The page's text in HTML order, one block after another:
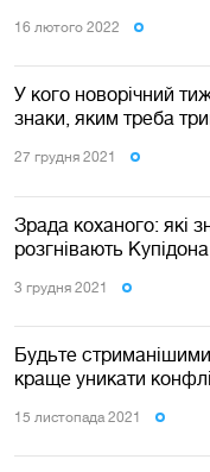
16 лютого 2022
У кого новорічний
знаки, яким треба
27 грудня 2021
Зрада коханого: які
розгнівають Купідона
3 грудня 2021
Будьте
краще уникати
15 листопада 2021